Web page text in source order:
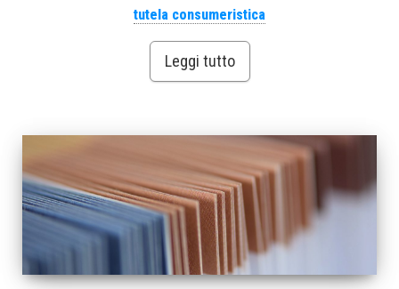
tutela consumeristica
Leggi tutto